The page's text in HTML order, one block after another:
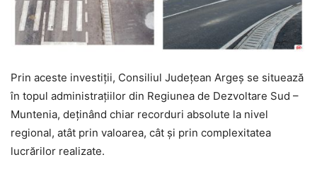
Prin aceste investiții, Consiliul Județean Argeș se situează
în topul administrațiilor din Regiunea de Dezvoltare Sud –
Muntenia, deținând chiar recorduri absolute la nivel
regional, atât prin valoarea, cât și prin complexitatea
lucrărilor realizate.